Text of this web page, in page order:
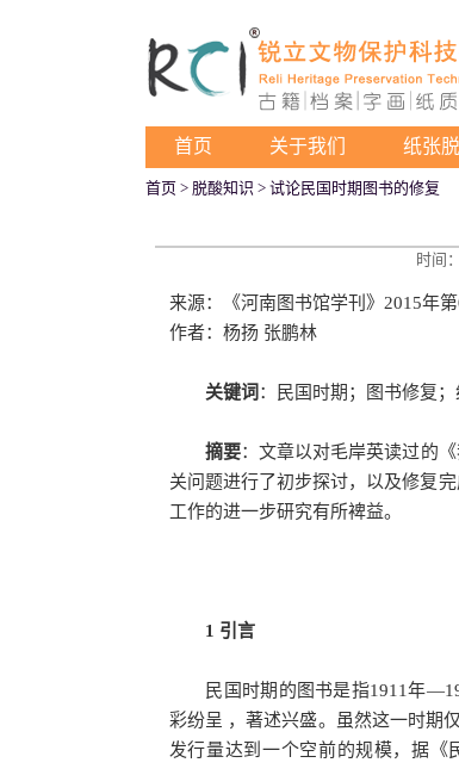
首页 关于我们 纸张
首页 > 脱酸知识 > 试论民国时期图书的修复
时间
来源：《河南图书馆学刊》2015年第
作者：杨扬 张鹏林
关键词 ：民国时期；图书修复
摘要：文章以对毛岸英读过的
关问题进行了初步探讨，以及修复
工作的进一步研究有所裨益。
1 引言
民国时期的图书是指1911年
彩纷呈 ，著述兴盛。虽然这一时期
发行量达到一个空前的规模，据《